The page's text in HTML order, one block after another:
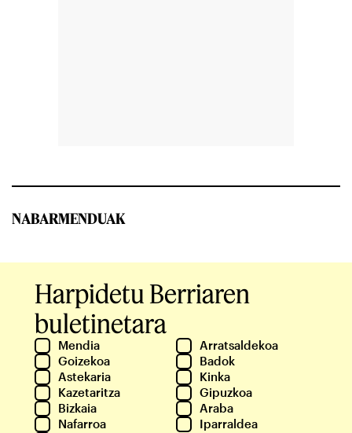
NABARMENDUAK
Harpidetu Berriaren
buletinetara
Mendia
Arratsaldekoa
Goizekoa
Badok
Astekaria
Kinka
Kazetaritza
Gipuzkoa
Bizkaia
Araba
Nafarroa
Iparraldea